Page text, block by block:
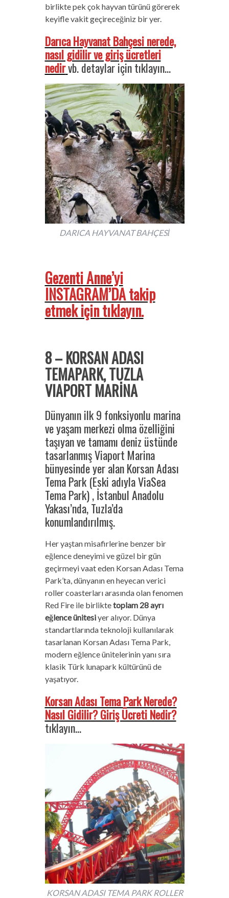
birlikte pek çok hayvan türünü görerek
keyifle vakit geçireceğiniz bir yer.
Darıca Hayvanat Bahçesi nerede,
nasıl gidilir ve giriş ücretleri
nedirvb. detaylar için tıklayın…
DARICA HAYVANAT BAHÇESİ
Gezenti Anne’yi
INSTAGRAM’DA takip
etmek için tıklayın.
8 – KORSAN ADASI
TEMAPARK, TUZLA
VIAPORT MARİNA
Dünyanın ilk 9 fonksiyonlu marina
ve yaşam merkezi olma özelliğini
taşıyan ve tamamı deniz üstünde
tasarlanmış Viaport Marina
bünyesinde yer alan Korsan Adası
Tema Park (Eski adıyla ViaSea
Tema Park) , İstanbul Anadolu
Yakası’nda, Tuzla’da
konumlandırılmış.
Her yaştan misafirlerine benzer bir
eğlence deneyimi ve güzel bir gün
geçirmeyi vaat eden Korsan Adası Tema
Park’ta, dünyanın en heyecan verici
roller coasterları arasında olan fenomen
Red Fire ile birliktetoplam 28 ayrı
eğlence ünitesiyer alıyor. Dünya
standartlarında teknoloji kullanılarak
tasarlanan Korsan Adası Tema Park,
modern eğlence ünitelerinin yanı sıra
klasik Türk lunapark kültürünü de
yaşatıyor.
Korsan Adası Tema Park Nerede?
Nasıl Gidilir? Giriş Ücreti Nedir?
tıklayın…
KORSAN ADASI TEMA PARK ROLLER